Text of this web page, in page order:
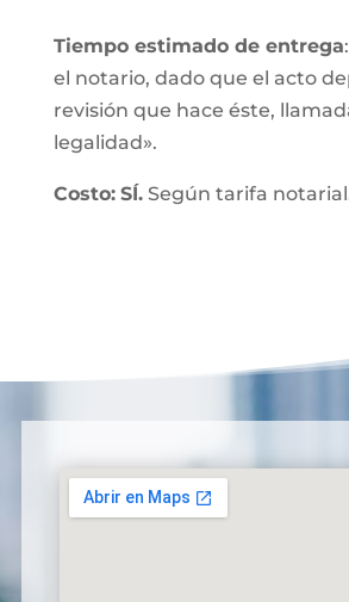
Tiempo estimado de entrega
el notario, dado que el acto
revisión que hace éste,
legalidad».
Costo: SÍ.Según tarifa